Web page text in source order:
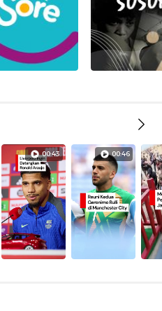
00:43 00:46